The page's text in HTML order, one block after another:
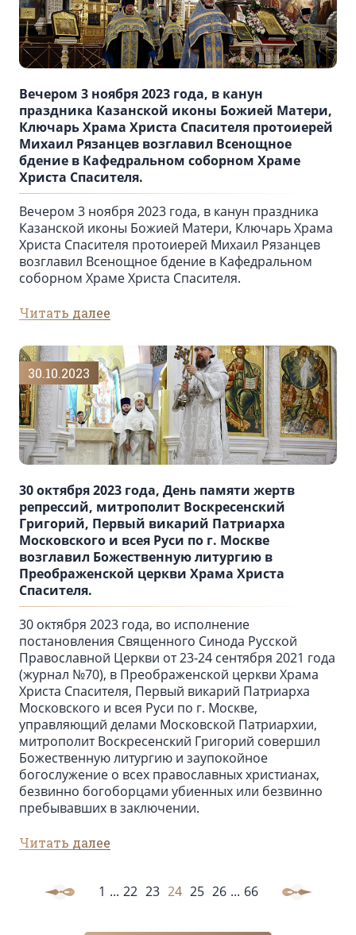
Вечером 3 ноября 2023 года, в канун
праздника Казанской иконы Божией Матери,
Ключарь Храма Христа Спасителя протоиерей
Михаил Рязанцев возглавил Всенощное
бдение в Кафедральном cоборном Храме
Христа Спасителя.
Вечером 3 ноября 2023 года, в канун праздника
Казанской иконы Божией Матери, Ключарь Храма
Христа Спасителя протоиерей Михаил Рязанцев
возглавил Всенощное бдение в Кафедральном
cоборном Храме Христа Спасителя.
Читать далее
30.10.2023
30 октября 2023 года, День памяти жертв
репрессий, митрополит Воскресенский
Григорий, Первый викарий Патриарха
Московского и всея Руси по г. Москве
возглавил Божественную литургию в
Преображенской церкви Храма Христа
Спасителя.
30 октября 2023 года, во исполнение
постановления Священного Синода Русской
Православной Церкви от 23-24 сентября 2021 года
(журнал №70), в Преображенской церкви Храма
Христа Спасителя, Первый викарий Патриарха
Московского и всея Руси по г. Москве,
управляющий делами Московской Патриархии,
митрополит Воскресенский Григорий совершил
Божественную литургию и заупокойное
богослужение о всех православных христианах,
безвинно богоборцами убиенных или безвинно
пребывавших в заключении.
Читать далее
1 ... 22 23 24 25 26 ... 66